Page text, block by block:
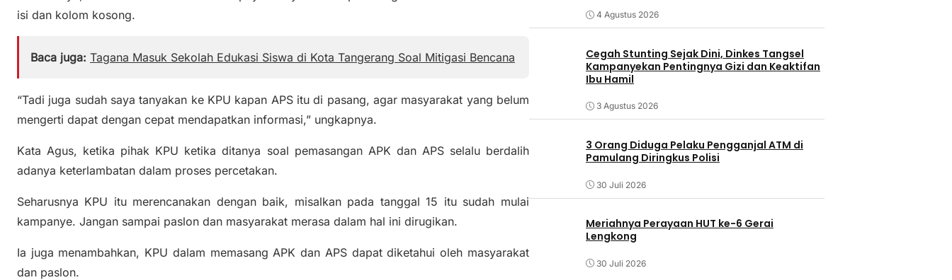
isi dan kolom kosong.
Baca juga: Tagana Masuk Sekolah Edukasi Siswa di Kota Tangerang Soal Mitigasi Bencana
“Tadi juga sudah saya tanyakan ke KPU kapan APS itu di pasang, agar masyarakat yang belum
mengerti dapat dengan cepat mendapatkan informasi,” ungkapnya.
Kata Agus, ketika pihak KPU ketika ditanya soal pemasangan APK dan APS selalu berdalih
adanya keterlambatan dalam proses percetakan.
Seharusnya KPU itu merencanakan dengan baik, misalkan pada tanggal 15 itu sudah mulai
kampanye. Jangan sampai paslon dan masyarakat merasa dalam hal ini dirugikan.
Ia juga menambahkan, KPU dalam memasang APK dan APS dapat diketahui oleh masyarakat
dan paslon.
4 Agustus 2026
Cegah Stunting Sejak Dini, Dinkes Tangsel
Kampanyekan Pentingnya Gizi dan Keaktifan
Ibu Hamil
3 Agustus 2026
3 Orang Diduga Pelaku Pengganjal ATM di
Pamulang Diringkus Polisi
30 Juli 2026
Meriahnya Perayaan HUT ke-6 Gerai
Lengkong
30 Juli 2026